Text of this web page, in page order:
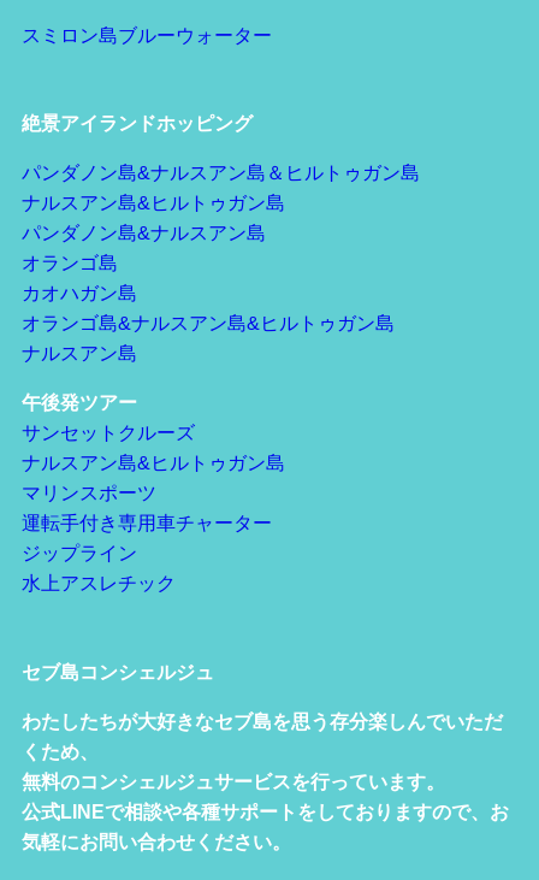
スミロン島ブルーウォーター
絶景アイランドホッピング
パンダノン島&ナルスアン島＆ヒルトゥガン島
ナルスアン島&ヒルトゥガン島
パンダノン島&ナルスアン島
オランゴ島
カオハガン島
オランゴ島&ナルスアン島&ヒルトゥガン島
ナルスアン島
午後発ツアー
サンセットクルーズ
ナルスアン島&ヒルトゥガン島
マリンスポーツ
運転手付き専用車チャーター
ジップライン
水上アスレチック
セブ島コンシェルジュ
わたしたちが大好きなセブ島を思う存分楽しんでいただ
くため、
無料のコンシェルジュサービスを行っています。
公式LINEで相談や各種サポートをしておりますので、お
気軽にお問い合わせください。